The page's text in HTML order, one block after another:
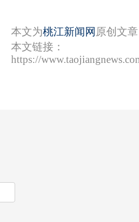
本文为桃江新闻网 原创文
本文链接：
https://